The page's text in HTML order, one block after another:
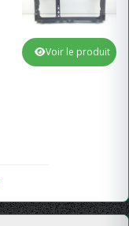
Voir le produit